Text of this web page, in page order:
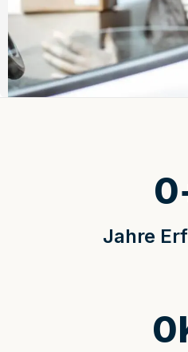
Jahre
0
0